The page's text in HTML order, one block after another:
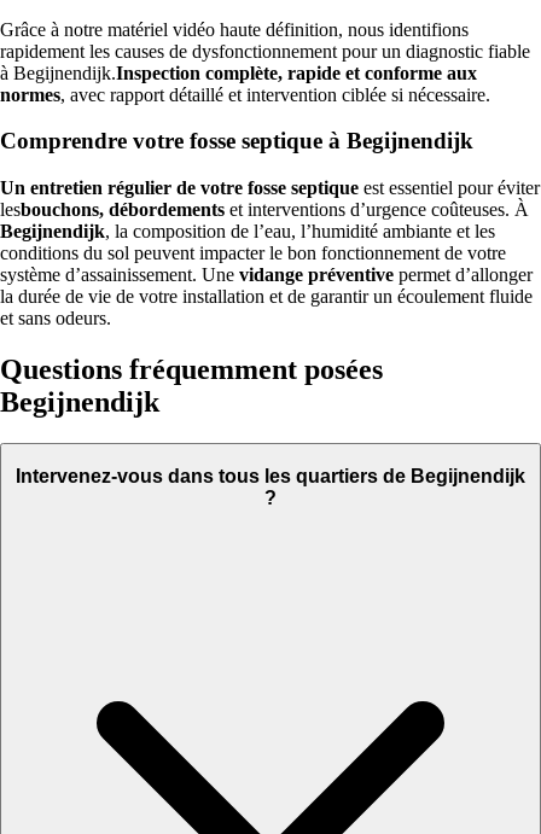
Grâce à notre matériel vidéo haute définition, nous identifions
rapidement les causes de dysfonctionnement pour un diagnostic fiable
à Begijnendijk.Inspection complète, rapide et conforme aux
normes, avec rapport détaillé et intervention ciblée si nécessaire.
Comprendre votre fosse septique à Begijnendijk
Un entretien régulier de votre fosse septique est essentiel pour éviter
lesbouchons, débordements et interventions d’urgence coûteuses. À
Begijnendijk, la composition de l’eau, l’humidité ambiante et les
conditions du sol peuvent impacter le bon fonctionnement de votre
système d’assainissement. Une vidange préventive permet d’allonger
la durée de vie de votre installation et de garantir un écoulement fluide
et sans odeurs.
Questions fréquemment posées
Begijnendijk
Intervenez-vous dans tous les quartiers de Begijnendijk
?